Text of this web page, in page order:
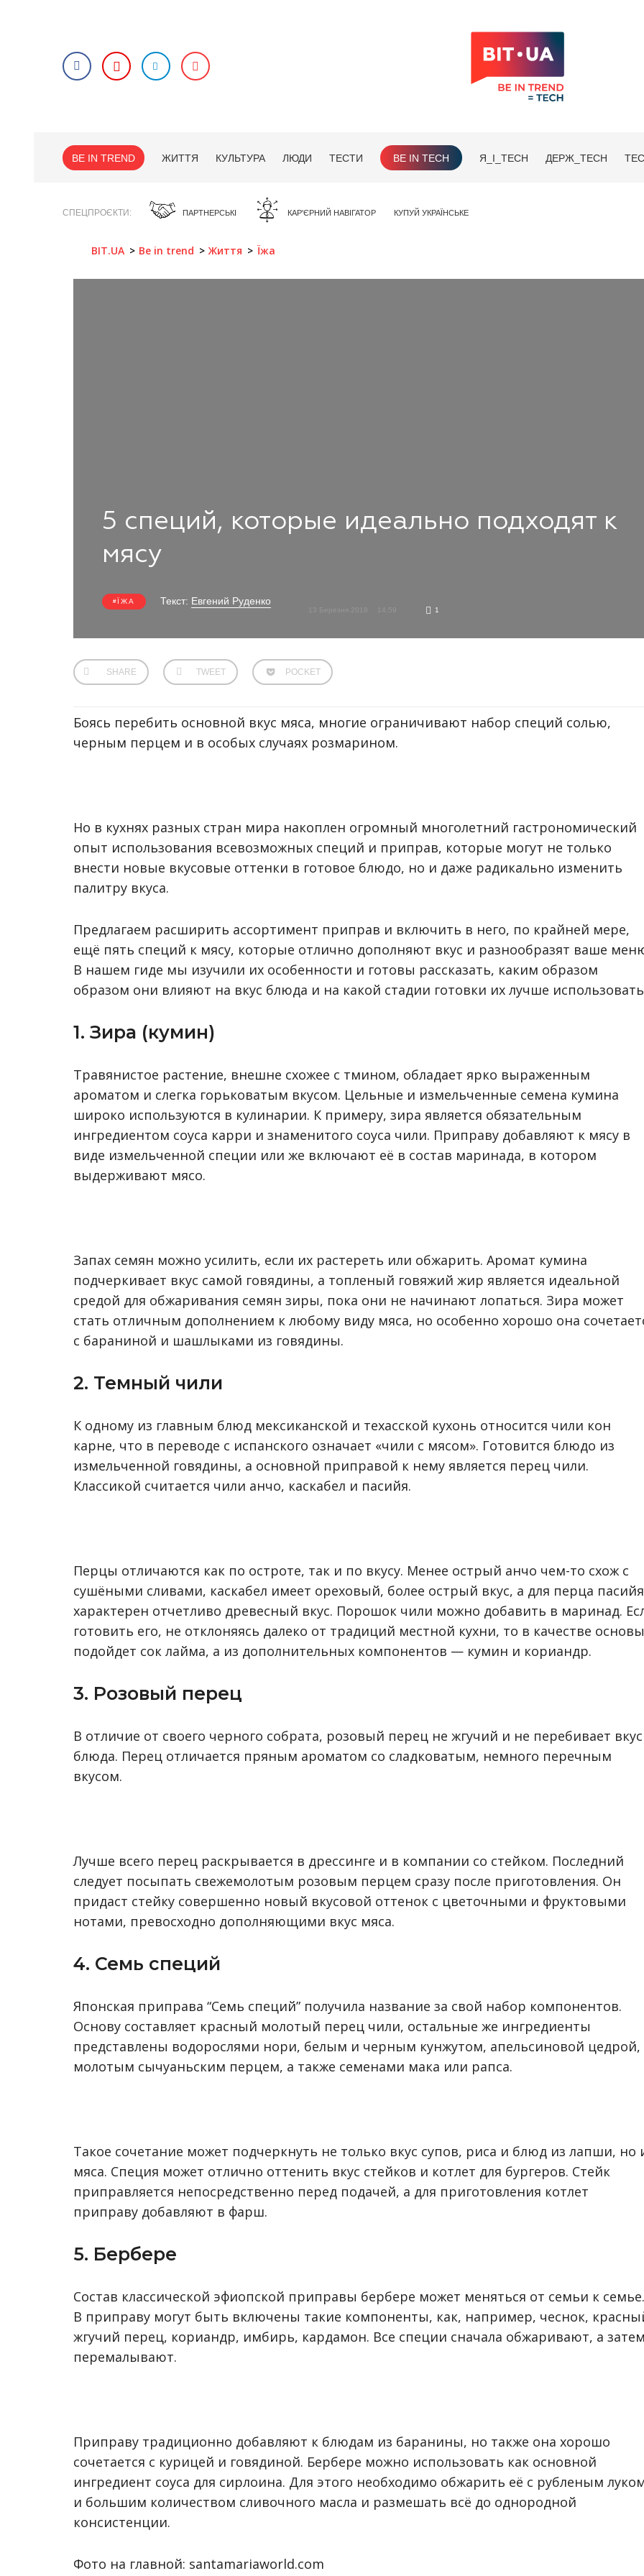
BE IN TREND ЖИТТЯ КУЛЬТУРА ЛЮДИ ТЕСТИ BE IN TECH Я_І_TECH ДЕРЖ_TECH
СПЕЦПРОЄКТИ ПАРТНЕРСЬКІ КАР'ЄРНИЙ НАВІГАТОР КУПУЙ УКРАЇНСЬКЕ
BIT.UA Be in trend Життя Їжа
5 специй, которые идеально подходят к
мясу
ЇЖА Текст: Евгений Руденко
13 Березня 2018 14:59 1
SHARE TWEET POCKET
Боясь перебить основной вкус мяса, многие ограничивают набор специй солью,
черным перцем и в особых случаях розмарином.
Но в кухнях разных стран мира накоплен огромный многолетний гастрономический
опыт использования всевозможных специй и приправ, которые могут не только
внести новые вкусовые оттенки в готовое блюдо, но и даже радикально изменить
палитру вкуса.
Предлагаем расширить ассортимент приправ и включить в него, по крайней мере,
ещё пять специй к мясу, которые отлично дополняют вкус и разнообразят ваше
В нашем гиде мы изучили их особенности и готовы рассказать, каким образом
образом они влияют на вкус блюда и на какой стадии готовки их лучше
1. Зира (кумин)
Травянистое растение, внешне схожее с тмином, обладает ярко выраженным
ароматом и слегка горьковатым вкусом. Цельные и измельченные семена кумина
широко используются в кулинарии. К примеру, зира является обязательным
ингредиентом соуса карри и знаменитого соуса чили. Приправу добавляют к мясу в
виде измельченной специи или же включают её в состав маринада, в котором
выдерживают мясо.
Запах семян можно усилить, если их растереть или обжарить. Аромат кумина
подчеркивает вкус самой говядины, а топленый говяжий жир является идеальной
средой для обжаривания семян зиры, пока они не начинают лопаться. Зира может
стать отличным дополнением к любому виду мяса, но особенно хорошо она
с бараниной и шашлыками из говядины.
2. Темный чили
К одному из главным блюд мексиканской и техасской кухонь относится чили кон
карне, что в переводе с испанского означает «чили с мясом». Готовится блюдо из
измельченной говядины, а основной приправой к нему является перец чили.
Классикой считается чили анчо, каскабел и пасийя.
Перцы отличаются как по остроте, так и по вкусу. Менее острый анчо чем-то схож с
сушёными сливами, каскабел имеет ореховый, более острый вкус, а для перца пасийя
характерен отчетливо древесный вкус. Порошок чили можно добавить в маринад.
готовить его, не отклоняясь далеко от традиций местной кухни, то в качестве основы
подойдет сок лайма, а из дополнительных компонентов — кумин и кориандр.
3. Розовый перец
В отличие от своего черного собрата, розовый перец не жгучий и не перебивает вкус
блюда. Перец отличается пряным ароматом со сладковатым, немного перечным
вкусом.
Лучше всего перец раскрывается в дрессинге и в компании со стейком. Последний
следует посыпать свежемолотым розовым перцем сразу после приготовления. Он
придаст стейку совершенно новый вкусовой оттенок с цветочными и фруктовыми
нотами, превосходно дополняющими вкус мяса.
4. Семь специй
Японская приправа “Семь специй” получила название за свой набор компонентов.
Основу составляет красный молотый перец чили, остальные же ингредиенты
представлены водорослями нори, белым и черным кунжутом, апельсиновой цедрой,
молотым сычуаньским перцем, а также семенами мака или рапса.
Такое сочетание может подчеркнуть не только вкус супов, риса и блюд из лапши, но
мяса. Специя может отлично оттенить вкус стейков и котлет для бургеров. Стейк
приправляется непосредственно перед подачей, а для приготовления котлет
приправу добавляют в фарш.
5. Бербере
Состав классической эфиопской приправы бербере может меняться от семьи к семье.
В приправу могут быть включены такие компоненты, как, например, чеснок,
жгучий перец, кориандр, имбирь, кардамон. Все специи сначала обжаривают, а
перемалывают.
Приправу традиционно добавляют к блюдам из баранины, но также она хорошо
сочетается с курицей и говядиной. Бербере можно использовать как основной
ингредиент соуса для сирлоина. Для этого необходимо обжарить её с рубленым
и большим количеством сливочного масла и размешать всё до однородной
консистенции.
Фото на главной: santamariaworld.com